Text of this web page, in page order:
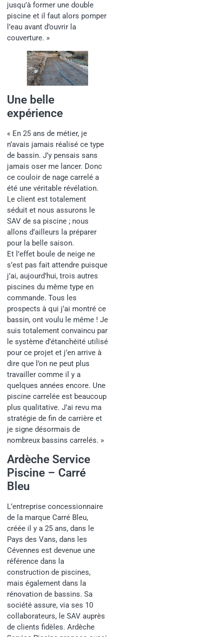
jusqu’à former une double
piscine et il faut alors pomper
l’eau avant d’ouvrir la
couverture. »
Une belle
expérience
« En 25 ans de métier, je
n’avais jamais réalisé ce type
de bassin. J’y pensais sans
jamais oser me lancer. Donc
ce couloir de nage carrelé a
été une véritable révélation.
Le client est totalement
séduit et nous assurons le
SAV de sa piscine ; nous
allons d’ailleurs la préparer
pour la belle saison.
Et l’effet boule de neige ne
s’est pas fait attendre puisque
j’ai, aujourd’hui, trois autres
piscines du même type en
commande. Tous les
prospects à qui j’ai montré ce
bassin, ont voulu le même ! Je
suis totalement convaincu par
le système d’étanchéité utilisé
pour ce projet et j’en arrive à
dire que l’on ne peut plus
travailler comme il y a
quelques années encore. Une
piscine carrelée est beaucoup
plus qualitative. J’ai revu ma
stratégie de fin de carrière et
je signe désormais de
nombreux bassins carrelés. »
Ardèche Service
Piscine – Carré
Bleu
L’entreprise concessionnaire
de la marque Carré Bleu,
créée il y a 25 ans, dans le
Pays des Vans, dans les
Cévennes est devenue une
référence dans la
construction de piscines,
mais également dans la
rénovation de bassins. Sa
société assure, via ses 10
collaborateurs, le SAV auprès
de clients fidèles. Ardèche